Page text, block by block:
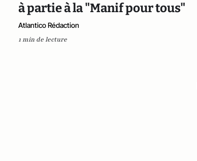
à partie à la "Manif pour tous"
Atlantico Rédaction
1 min de lecture